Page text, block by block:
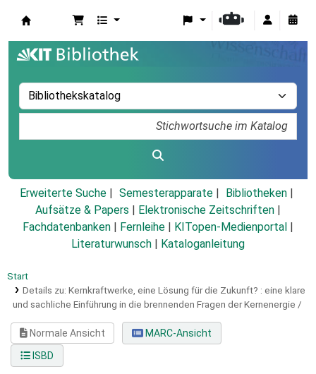
Erweiterte Suche Semesterapparate
Bibliotheken
Aufsätze & Papers
Elektronische Zeitschriften
Fachdatenbanken
Fernleihe KITopen-Medienportal
Literaturwunsch
Kataloganleitung
Start
Details zu: Kernkraftwerke, eine Lösung für die Zukunft? : eine klare
und sachliche Einführung in die brennenden Fragen der Kernenergie /
Normale Ansicht
MARC-Ansicht
ISBD